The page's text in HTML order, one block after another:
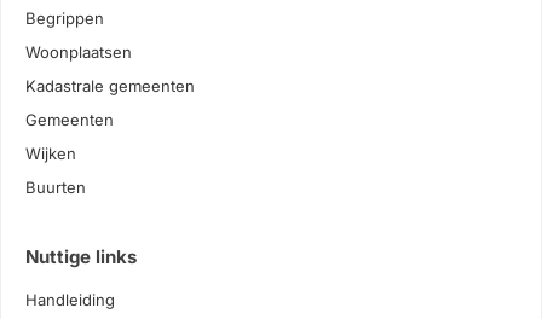
Begrippen
Woonplaatsen
Kadastrale gemeenten
Gemeenten
Wijken
Buurten
Nuttige links
Handleiding